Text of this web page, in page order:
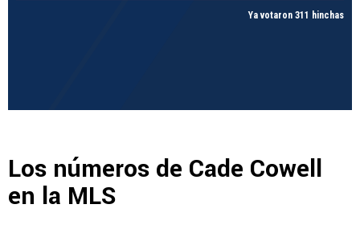
Ya votaron 311 hinchas
Los números de Cade Cowell
en la MLS